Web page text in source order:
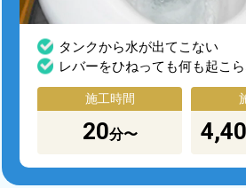
タンクから水が出てこない
レバーをひねっても何も起こ
施工時間
20分〜